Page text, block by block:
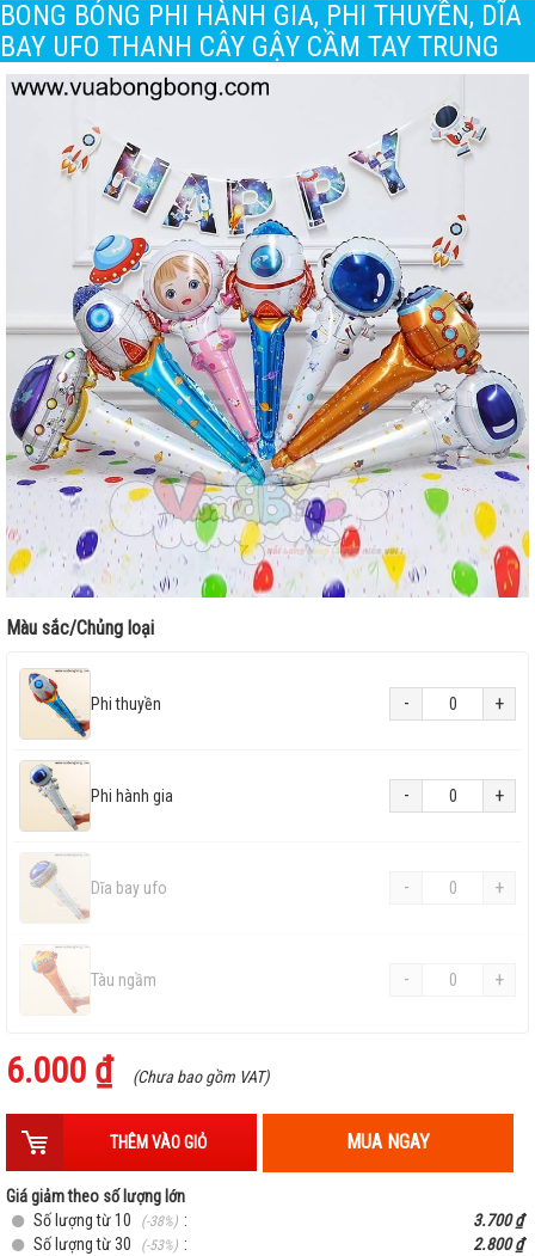
BONG BÓNG PHI HÀNH GIA, PHI THUYỀN, DĨA
BAY UFO THANH CÂY GẬY CẦM TAY TRUNG
Màu sắc/Chủng loại
Phi thuyền - +
Phi hành gia - +
Dĩa bay ufo - +
Tàu ngầm - +
Phi hành gia bé gái
6.000 ₫ (Chưa bao gồm VAT)
THÊM VÀO GIỎ MUA NGAY
Giá giảm theo số lượng lớn
Số lượng từ 10
(-38%) :
3.700 ₫
Số lượng từ 30
(-53%) :
2.800 ₫